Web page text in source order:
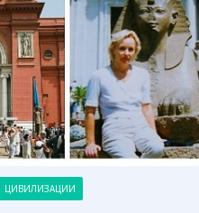
ЦИВИЛИЗАЦИИ